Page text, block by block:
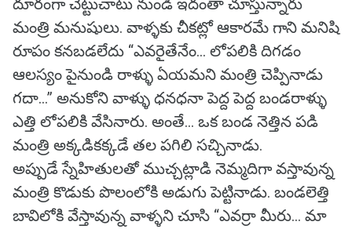
దూరంగా చెట్టుచాటు నుండి ఇదంతా చూస్తున్నారు
మంత్రి మనుషులు. వాళ్ళకు చీకట్లో ఆకారమే గాని మనిషి
రూపం కనబడలేదు “ఎవరైతేనేం... లోపలికి దిగడం
ఆలస్యం పైనుండి రాళ్ళు ఏయమని మంత్రి చెప్పినాడు
గదా...” అనుకోని వాళ్ళు ధనధనా పెద్ద పెద్ద బండరాళ్ళు
ఎత్తి లోపలికి వేసినారు. అంతే... ఒక బండ నెత్తిన పడి
మంత్రి అక్కడికక్కడే తల పగిలి సచ్చినాడు.
అప్పుడే స్నేహితులతో ముచ్చట్లాడి నెమ్మదిగా వస్తావున్న
మంత్రి కొడుకు పొలంలోకి అడుగు పెట్టినాడు. బండలెత్తి
బావిలోకి వేస్తావున్న వాళ్ళని చూసి “ఎవర్రా మీరు... మా